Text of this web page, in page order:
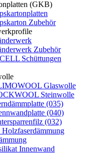
(GKB)
Zubehör
Zubehör
Schüttungen
Glaswolle
Steinwolle
(035)
(040)
(032)
Innenwand